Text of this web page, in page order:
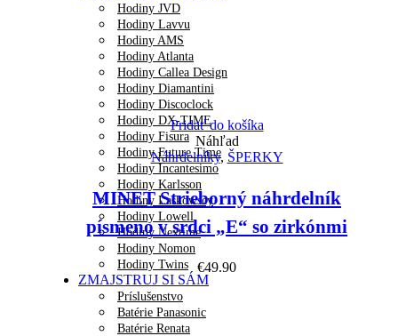
Hodiny JVD
Hodiny Lavvu
Hodiny AMS
Hodiny Atlanta
Hodiny Callea Design
Hodiny Diamantini
Hodiny Discoclock
Hodiny DX-TIME
Hodiny Fisura
Hodiny Future Time
Hodiny Incantesimo
Hodiny Karlsson
Hodiny Laskowscy
Hodiny Lowell
Hodiny Nextime
Hodiny Nomon
Hodiny Twins
ZMAJSTRUJ SI SÁM
Príslušenstvo
Batérie Panasonic
Batérie Renata
Pridať do košíka
Náhľad
Náhrdelníky, ŠPERKY
MINET Strieborný náhrdelník
písmeno v srdci „E“ so zirkónmi
€49.90